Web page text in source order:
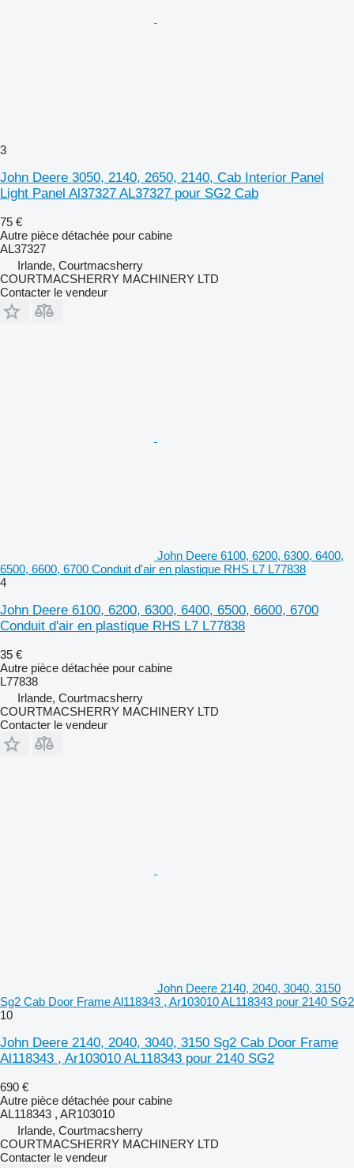
3
John Deere 3050, 2140, 2650, 2140, Cab Interior Panel
Light Panel Al37327 AL37327 pour SG2 Cab
75 €
Autre pièce détachée pour cabine
AL37327
Irlande, Courtmacsherry
COURTMACSHERRY MACHINERY LTD
Contacter le vendeur
John Deere 6100, 6200, 6300, 6400,
6500, 6600, 6700 Conduit d'air en plastique RHS L7 L77838
4
John Deere 6100, 6200, 6300, 6400, 6500, 6600, 6700
Conduit d'air en plastique RHS L7 L77838
35 €
Autre pièce détachée pour cabine
L77838
Irlande, Courtmacsherry
COURTMACSHERRY MACHINERY LTD
Contacter le vendeur
John Deere 2140, 2040, 3040, 3150
Sg2 Cab Door Frame Al118343 , Ar103010 AL118343 pour 2140 SG2
10
John Deere 2140, 2040, 3040, 3150 Sg2 Cab Door Frame
Al118343 , Ar103010 AL118343 pour 2140 SG2
690 €
Autre pièce détachée pour cabine
AL118343 , AR103010
Irlande, Courtmacsherry
COURTMACSHERRY MACHINERY LTD
Contacter le vendeur